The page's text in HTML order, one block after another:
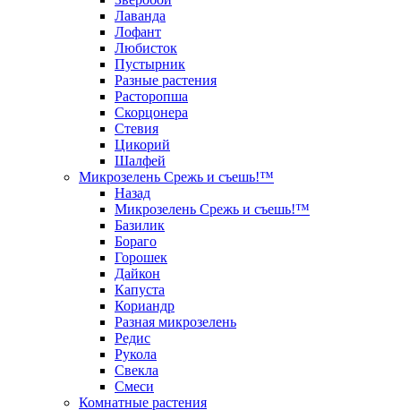
Лаванда
Лофант
Любисток
Пустырник
Разные растения
Расторопша
Скорцонера
Стевия
Цикорий
Шалфей
Микрозелень Срежь и съешь!™
Назад
Микрозелень Срежь и съешь!™
Базилик
Бораго
Горошек
Дайкон
Капуста
Кориандр
Разная микрозелень
Редис
Рукола
Свекла
Смеси
Комнатные растения